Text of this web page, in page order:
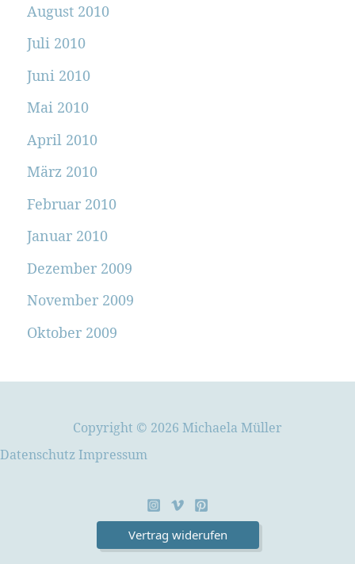
August 2010
Juli 2010
Juni 2010
Mai 2010
April 2010
März 2010
Februar 2010
Januar 2010
Dezember 2009
November 2009
Oktober 2009
Copyright © 2026 Michaela Müller
Datenschutz Impressum
Vertrag widerufen